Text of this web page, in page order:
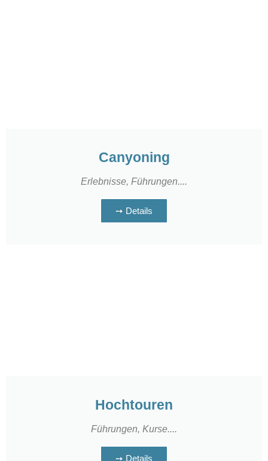
Canyoning
Erlebnisse, Führungen....
➙ Details
Hochtouren
Führungen, Kurse....
➙ Details